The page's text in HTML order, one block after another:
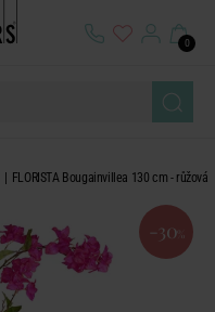
0
FLORISTA Bougainvillea 130 cm - růžová
-30 %